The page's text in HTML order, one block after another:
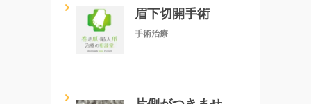
眉下切開手術
手術治療